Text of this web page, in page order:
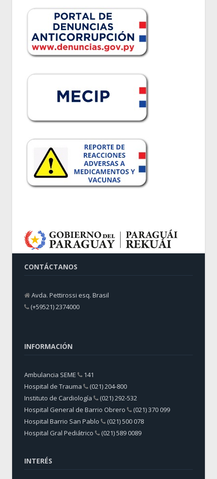
CONTÁCTANOS
Avda. Pettirossi esq. Brasil
(+59521) 2374000
INFORMACIÓN
Ambulancia SEME
141
Hospital de Trauma
(021) 204-800
Instituto de Cardiología
(021) 292-532
Hospital General de Barrio Obrero
(021) 370 099
Hospital Barrio San Pablo
(021) 500 078
Hospital Gral Pediátrico
(021) 589 0089
INTERÉS